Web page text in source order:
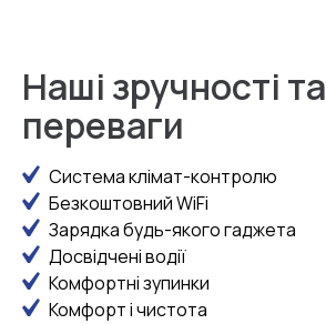
Наші зручності та
переваги
Система клімат-контролю
Безкоштовний WiFi
Зарядка будь-якого гаджета
Досвідчені водії
Комфортні зупинки
Комфорт і чистота